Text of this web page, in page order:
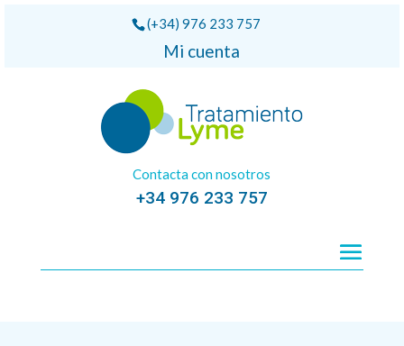
(+34) 976 233 757
Mi cuenta
Contacta con nosotros
+34 976 233 757